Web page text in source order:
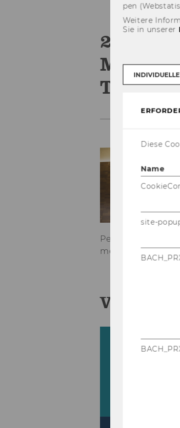
Per­for­mance
ment
Video
pen
Weitere
Sie in unserer
Diese
Name
site-